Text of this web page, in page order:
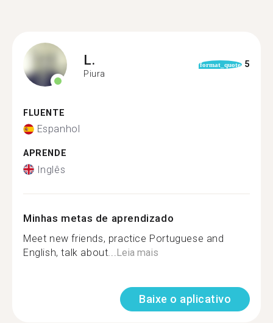
L.
Piura
format_quote 5
FLUENTE
Espanhol
APRENDE
Inglês
Minhas metas de aprendizado
Meet new friends, practice Portuguese and
English, talk about... Leia mais
Baixe o aplicativo